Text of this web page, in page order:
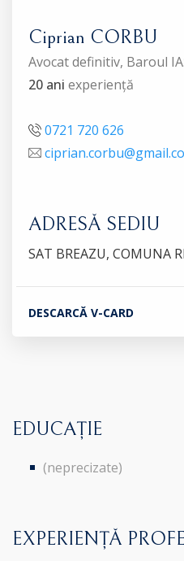
Ciprian CORBU
Avocat definitiv, Baroul
20 ani experiență
0721 720 626
ADRESĂ SEDIU
SAT BREAZU, COMUNA
DESCARCĂ V-CARD
EDUCAȚIE
(neprecizate)
EXPERIENȚĂ